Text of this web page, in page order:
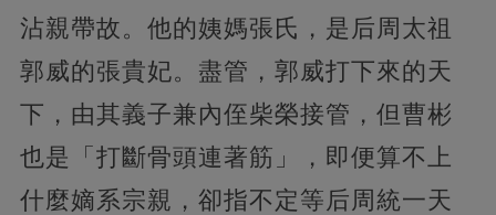
沾親帶故。他的姨媽張氏，是后周太祖
郭威的張貴妃。盡管，郭威打下來的天
下，由其義子兼內侄柴榮接管，但曹彬
也是「打斷骨頭連著筋」，即便算不上
什麼嫡系宗親，卻指不定等后周統一天